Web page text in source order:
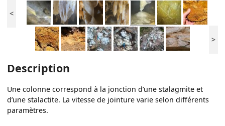
<
>
Description
Une colonne correspond à la jonction d’une stalagmite et
d’une stalactite. La vitesse de jointure varie selon différents
paramètres.